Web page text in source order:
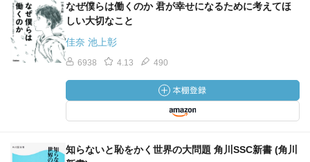
安倍政権の特徴は、お友だち内閣の性質がよく出て、あら
ゆるところで
公私混同することなんです。（佐藤）
それと、諸悪の根源はGPAという成績評価方式ですね。
GPAの高い学生にはろくなのがいない。
GPAを一定の点数にキープしないと問題があるのは、実は
就職活動で、企業はこんな点数は見ませんからね。（佐
なぜ僕らは働くのか 君が幸せになるために考えてほ
しい大切なこと
佳奈 池上彰
6938 4.13 490
知らないと恥をかく世界の大問題 角川SSC新書 (角川